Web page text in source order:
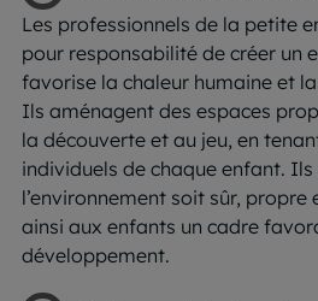
Les professionnels de la petite
pour responsabilité de créer un
favorise la chaleur humaine et
Ils aménagent des espaces
la découverte et au jeu, en
individuels de chaque enfant.
l’environnement soit sûr,
ainsi aux enfants un cadre
développement.